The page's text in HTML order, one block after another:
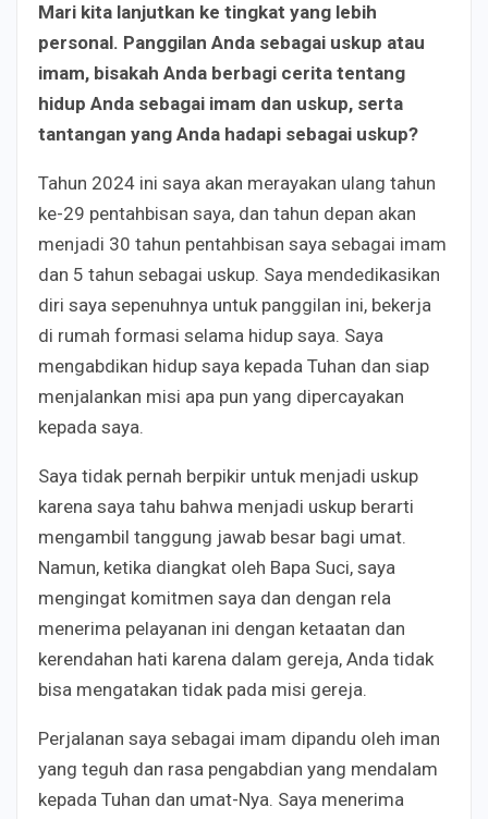
Mari kita lanjutkan ke tingkat yang lebih
personal. Panggilan Anda sebagai uskup atau
imam, bisakah Anda berbagi cerita tentang
hidup Anda sebagai imam dan uskup, serta
tantangan yang Anda hadapi sebagai uskup?
Tahun 2024 ini saya akan merayakan ulang tahun
ke-29 pentahbisan saya, dan tahun depan akan
menjadi 30 tahun pentahbisan saya sebagai imam
dan 5 tahun sebagai uskup. Saya mendedikasikan
diri saya sepenuhnya untuk panggilan ini, bekerja
di rumah formasi selama hidup saya. Saya
mengabdikan hidup saya kepada Tuhan dan siap
menjalankan misi apa pun yang dipercayakan
kepada saya.
Saya tidak pernah berpikir untuk menjadi uskup
karena saya tahu bahwa menjadi uskup berarti
mengambil tanggung jawab besar bagi umat.
Namun, ketika diangkat oleh Bapa Suci, saya
mengingat komitmen saya dan dengan rela
menerima pelayanan ini dengan ketaatan dan
kerendahan hati karena dalam gereja, Anda tidak
bisa mengatakan tidak pada misi gereja.
Perjalanan saya sebagai imam dipandu oleh iman
yang teguh dan rasa pengabdian yang mendalam
kepada Tuhan dan umat-Nya. Saya menerima